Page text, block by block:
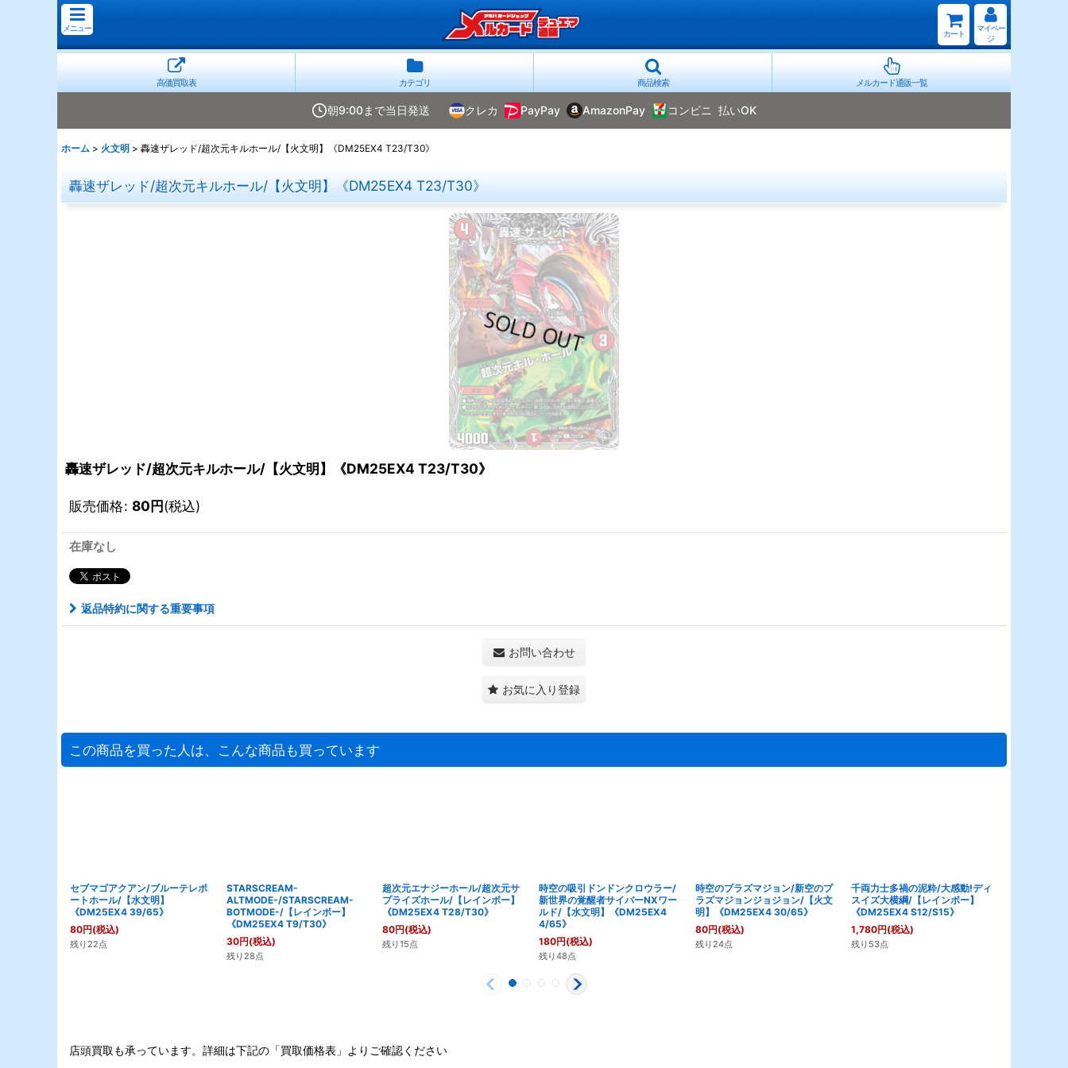
メニュー
カート
マイペー
ジ
高価買取表 カテゴリ 商品検索 メルカード通販一覧
朝9:00まで当日発送 クレカ PayPay AmazonPay コンビニ 払いOK
ホーム > 火文明 > 轟速ザレッド/超次元キルホール/【火文明】《DM25EX4 T23/T30》
轟速ザレッド/超次元キルホール/【火文明】《DM25EX4 T23/T30》
轟速ザレッド/超次元キルホール/【火文明】《DM25EX4 T23/T30》
販売価格: 80円(税込)
在庫なし
返品特約に関する重要事項
お問い合わせ
お気に入り登録
この商品を買った人は、こんな商品も買っています
セブマゴアクアン/ブルーテレポ
ートホール/【水文明】
《DM25EX4 39/65》
80円(税込)
残り22点
STARSCREAM-
ALTMODE-/STARSCREAM-
BOTMODE-/【レインボー】
《DM25EX4 T9/T30》
30円(税込)
残り28点
超次元エナジーホール/超次元サ
プライズホール/【レインボー】
《DM25EX4 T28/T30》
80円(税込)
残り15点
時空の吸引ドンドンクロウラー/
新世界の覚醒者サイバーNXワー
ルド/【水文明】《DM25EX4
4/65》
180円(税込)
残り48点
時空のプラズマジョン/新空のプ
ラズマジョンジョジョン/【火文
明】《DM25EX4 30/65》
80円(税込)
残り24点
千両力士多禍の泥粋/大感動!ディ
スイズ大横綱/【レインボー】
《DM25EX4 S12/S15》
1,780円(税込)
残り53点
店頭買取も承っています。詳細は下記の「買取価格表」よりご確認ください